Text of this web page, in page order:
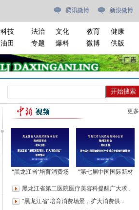
腾讯微博 新浪微博
科技
油田
法治
文化
专题
爆料
教育
健康
微博
供版
更多
“黑龙江省‘培育消费场
关情况”新闻发布会
“第七届中国国际新材
布会
黑龙江省第二医院医疗美容科提醒广大求...
“黑龙江省‘培育消费场景，扩大消费供...